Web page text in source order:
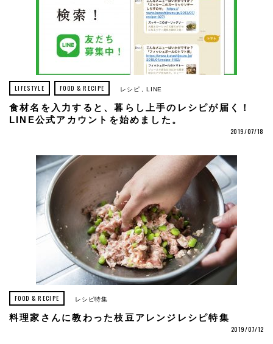
LIFESTYLE FOOD & RECIPE レシピ LINE
食材名を入力すると、暮らし上手のレシピが届く！
LINE公式アカウントを始めました。
2019/07/18
FOOD & RECIPE レシピ特集
料理家さんに教わった枝豆アレンジレシピ特集
2019/07/12